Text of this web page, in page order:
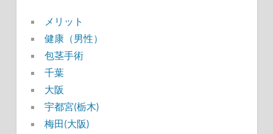
メリット
健康（男性）
包茎手術
千葉
大阪
宇都宮(栃木)
梅田(大阪)